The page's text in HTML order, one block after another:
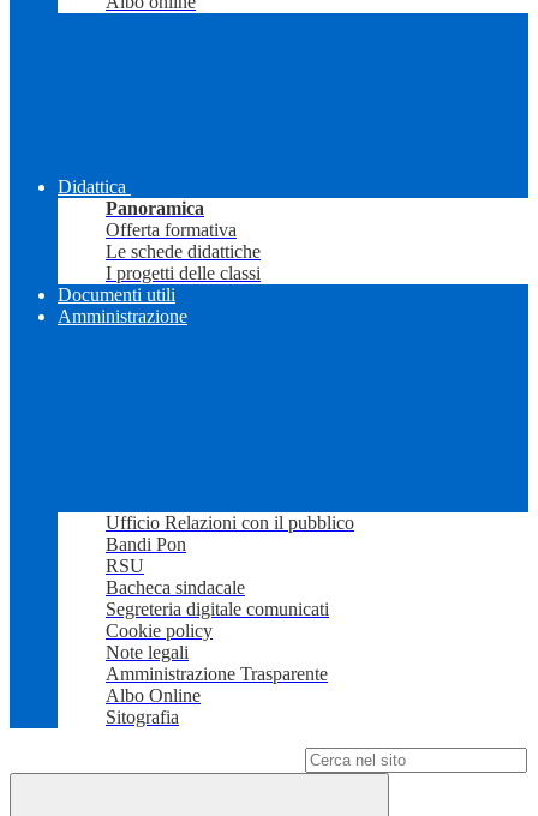
Didattica
Panoramica
Offerta formativa
Le schede didattiche
I progetti delle classi
Documenti utili
Amministrazione
Ufficio Relazioni con il pubblico
Bandi Pon
RSU
Bacheca sindacale
Segreteria digitale comunicati
Cookie policy
Note legali
Amministrazione Trasparente
Albo Online
Sitografia